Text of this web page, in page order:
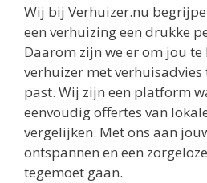
Wij bij Verhuizer.nu
een verhuizing een drukke
Daarom zijn we er om jou te
verhuizer met
past. Wij zijn een platform
eenvoudig offertes van
vergelijken. Met ons aan
ontspannen en een
tegemoet gaan.